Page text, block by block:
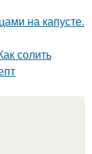
на капусте.
солить